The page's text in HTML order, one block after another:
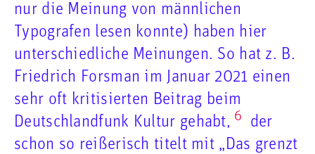
nur die Meinung von männlichen
Typografen lesen konnte) haben hier
unterschiedliche Meinungen. So hat z. B.
Friedrich Forsman im Januar 2021 einen
sehr oft kritisierten Beitrag beim
Deutschlandfunk Kultur gehabt, 6
der
schon so reißerisch titelt mit „Das grenzt